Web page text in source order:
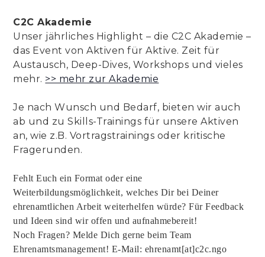
C2C Akademie
Unser jährliches Highlight – die C2C Akademie –
das Event von Aktiven für Aktive. Zeit für
Austausch, Deep-Dives, Workshops und vieles
mehr. >> mehr zur Akademie
Je nach Wunsch und Bedarf, bieten wir auch
ab und zu Skills-Trainings für unsere Aktiven
an, wie z.B. Vortragstrainings oder kritische
Fragerunden.
Fehlt Euch ein Format oder eine
Weiterbildungsmöglichkeit, welches Dir bei Deiner
ehrenamtlichen Arbeit weiterhelfen würde? Für Feedback
und Ideen sind wir offen und aufnahmebereit!
Noch Fragen? Melde Dich gerne beim Team
Ehrenamtsmanagement! E-Mail: ehrenamt[at]c2c.ngo